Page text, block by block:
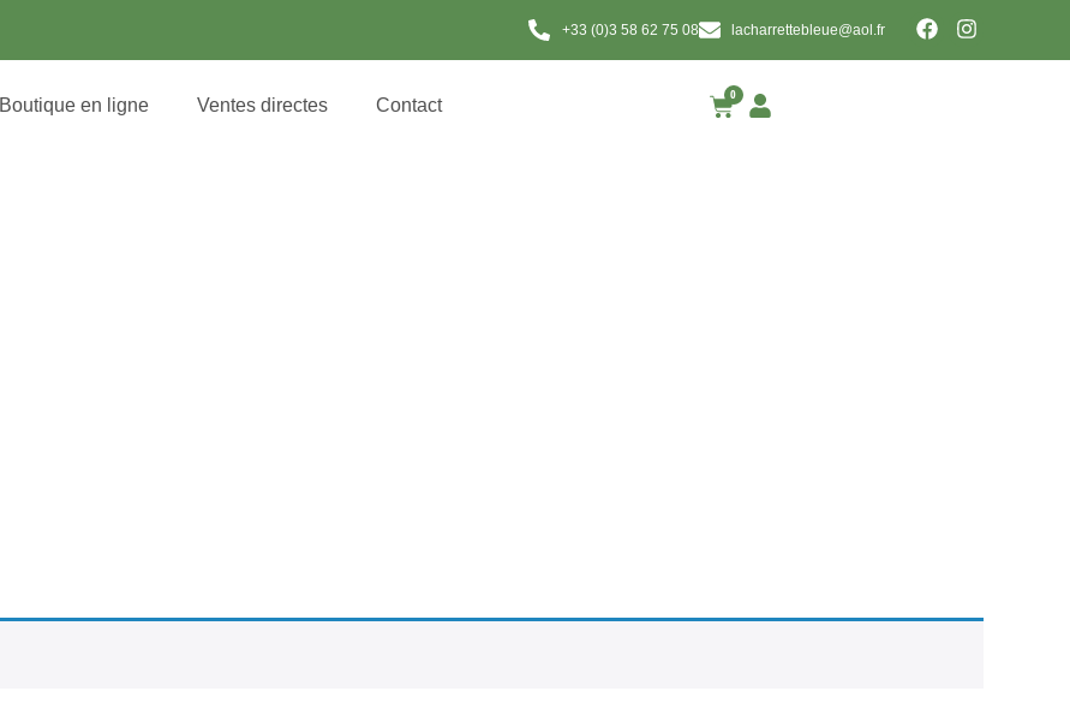
+33 (0)3 58 62 75 08 lacharrettebleue@aol.fr
Boutique en ligne Ventes directes Contact
0